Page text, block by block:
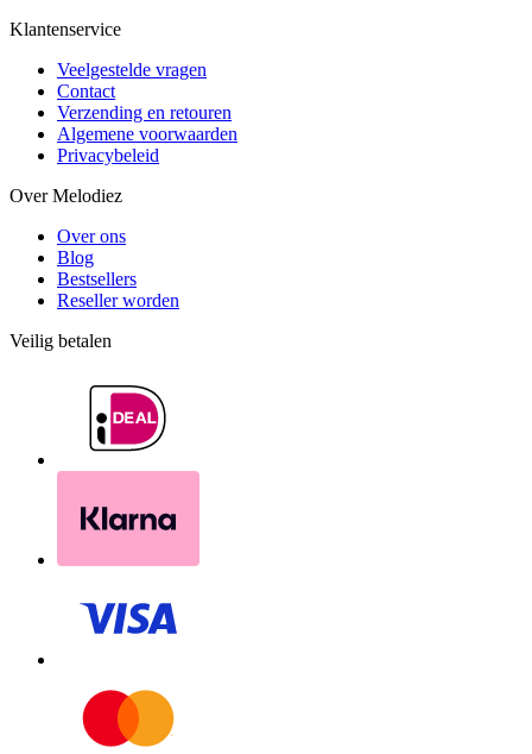
Klantenservice
Veelgestelde vragen
Contact
Verzending en retouren
Algemene voorwaarden
Privacybeleid
Over Melodiez
Over ons
Blog
Bestsellers
Reseller worden
Veilig betalen